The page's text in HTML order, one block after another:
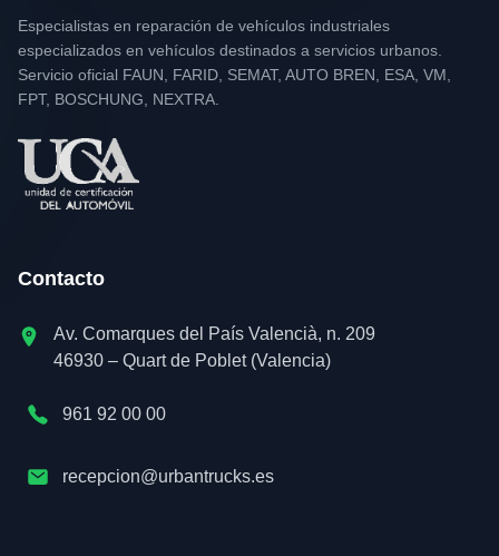
Especialistas en reparación de vehículos industriales
especializados en vehículos destinados a servicios urbanos.
Servicio oficial FAUN, FARID, SEMAT, AUTO BREN, ESA, VM,
FPT, BOSCHUNG, NEXTRA.
Contacto
Av. Comarques del País Valencià, n. 209
46930 – Quart de Poblet (Valencia)
961 92 00 00
recepcion@urbantrucks.es